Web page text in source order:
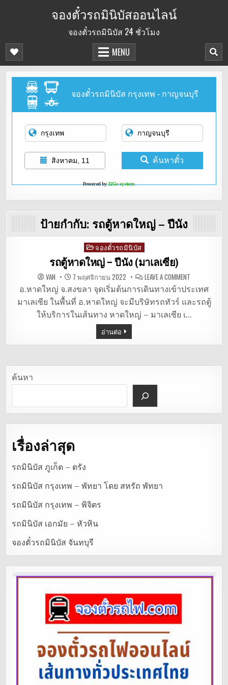
จองตั๋วรถมินิบัสออนไลน์
จองตั๋วรถมินิบัส 24 ชั่วโมง
MENU
จองตั๋วรถมินิบัส กรุงเทพ - กาญจนบุรี
สิงหาคม, 11 ค้นหาตั๋ว
Powered by12Go system
ป้ายกำกับ: รถตู้หาดใหญ่ – ปีนัง
Posted
in
จองตั๋วรถมินิบัส
รถตู้หาดใหญ่ – ปีนัง (มาเลเซีย)
VAN 7 พฤศจิกายน 2022 LEAVE A COMMENT
ตู้
หาดใหญ่
–
(มาเลเซีย)
อ.หาดใหญ่ จ.สงขลา จุดเริ่มต้นการเดินทางเข้าประเทศ
มาเลเซีย ในพื้นที่ อ.หาดใหญ่ จะมีบริษัทรถทัวร์ และรถตู้
ให้บริการในเส้นทาง หาดใหญ่ – มาเลเซีย เ…
อ่านต่อ
ค้นหา
เรื่องล่าสุด
รถมินิบัส ภูเก็ต – ตรัง
รถมินิบัส กรุงเทพ – พัทยา โดย สหรัถ พัทยา
รถมินิบัส กรุงเทพ – พิจิตร
รถมินิบัส เอกมัย – หัวหิน
จองตั๋วรถมินิบัส จันทบุรี